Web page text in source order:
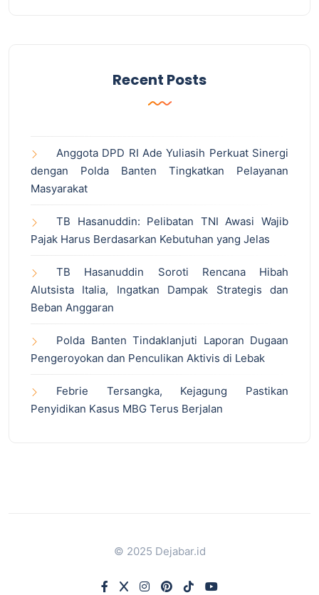
Recent Posts
Anggota DPD RI Ade Yuliasih Perkuat Sinergi
dengan Polda Banten Tingkatkan Pelayanan
Masyarakat
TB Hasanuddin: Pelibatan TNI Awasi Wajib
Pajak Harus Berdasarkan Kebutuhan yang Jelas
TB Hasanuddin Soroti Rencana Hibah
Alutsista Italia, Ingatkan Dampak Strategis dan
Beban Anggaran
Polda Banten Tindaklanjuti Laporan Dugaan
Pengeroyokan dan Penculikan Aktivis di Lebak
Febrie Tersangka, Kejagung Pastikan
Penyidikan Kasus MBG Terus Berjalan
© 2025 Dejabar.id